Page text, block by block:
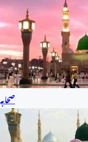
صحابہ